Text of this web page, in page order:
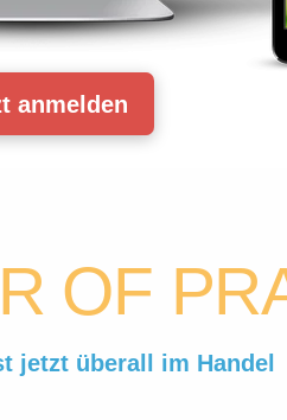
anmelden
OF
jetzt überall im Handel